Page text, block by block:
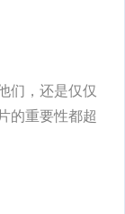
们，还是仅仅
的重要性都超